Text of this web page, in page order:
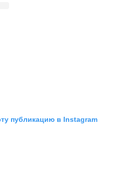
публикацию в Instagram